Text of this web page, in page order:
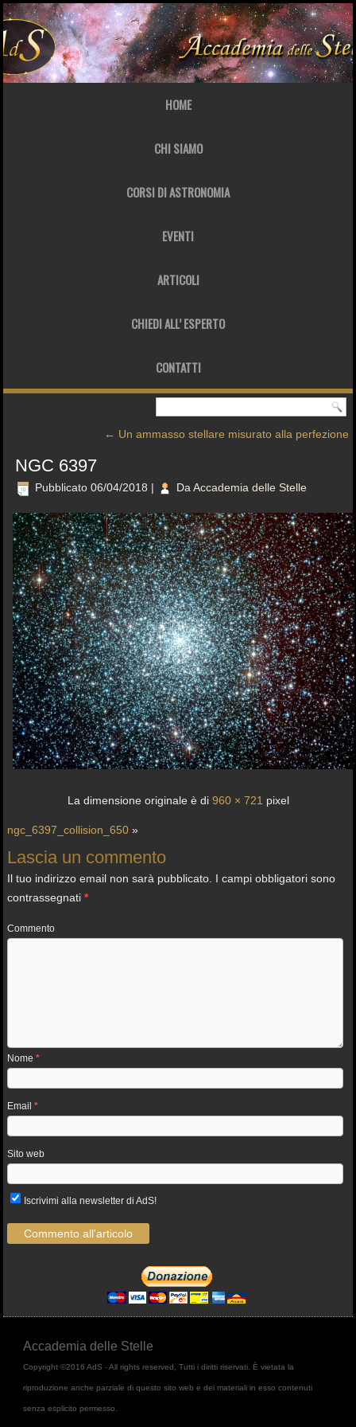
HOME
CHI SIAMO
CORSI DI ASTRONOMIA
EVENTI
ARTICOLI
CHIEDI ALL’ ESPERTO
CONTATTI
← Un ammasso stellare misurato alla perfezione
NGC 6397
Pubblicato 06/04/2018 | Da Accademia delle Stelle
La dimensione originale è di 960 × 721 pixel
ngc_6397_collision_650 »
Lascia un commento
Il tuo indirizzo email non sarà pubblicato. I campi obbligatori sono
contrassegnati*
Commento
Nome*
Email*
Sito web
Iscrivimi alla newsletter di AdS!
Accademia delle Stelle
Copyright ©2016 AdS - All rights reserved, Tutti i diritti riservati. È vietata la
riproduzione anche parziale di questo sito web e dei materiali in esso contenuti
senza esplicito permesso.